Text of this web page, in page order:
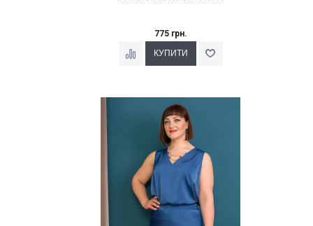
775 грн.
Наклейки Варіант з %